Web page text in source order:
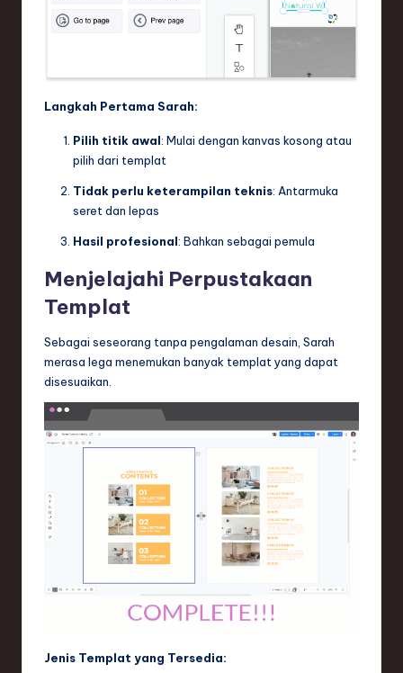
Langkah Pertama Sarah:
Pilih titik awal: Mulai dengan kanvas kosong atau
pilih dari templat
Tidak perlu keterampilan teknis: Antarmuka
seret dan lepas
Hasil profesional: Bahkan sebagai pemula
Menjelajahi Perpustakaan
Templat
Sebagai seseorang tanpa pengalaman desain, Sarah
merasa lega menemukan banyak templat yang dapat
disesuaikan.
Jenis Templat yang Tersedia: